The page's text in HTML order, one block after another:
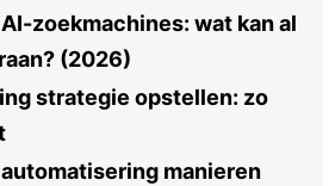
zoekmachines: wat kan al
(2026)
strategie opstellen: zo
manieren